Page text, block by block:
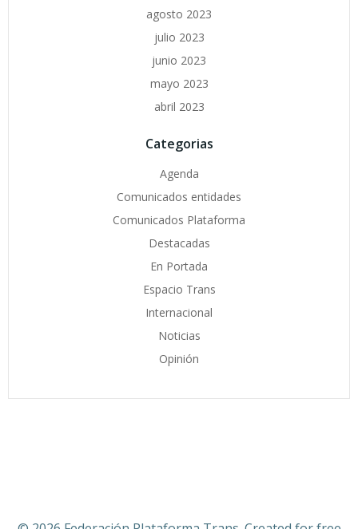
agosto 2023
julio 2023
junio 2023
mayo 2023
abril 2023
Categorias
Agenda
Comunicados entidades
Comunicados Plataforma
Destacadas
En Portada
Espacio Trans
Internacional
Noticias
Opinión